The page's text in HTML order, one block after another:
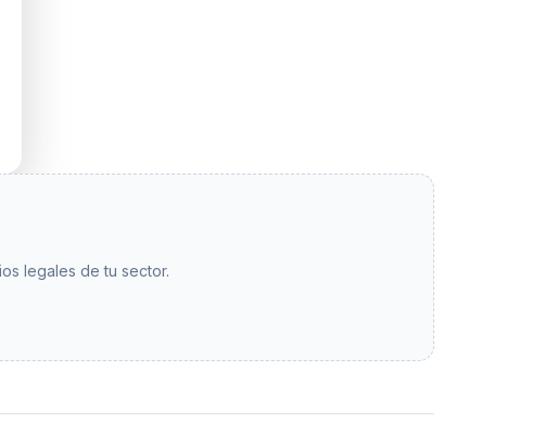
legales de tu sector.